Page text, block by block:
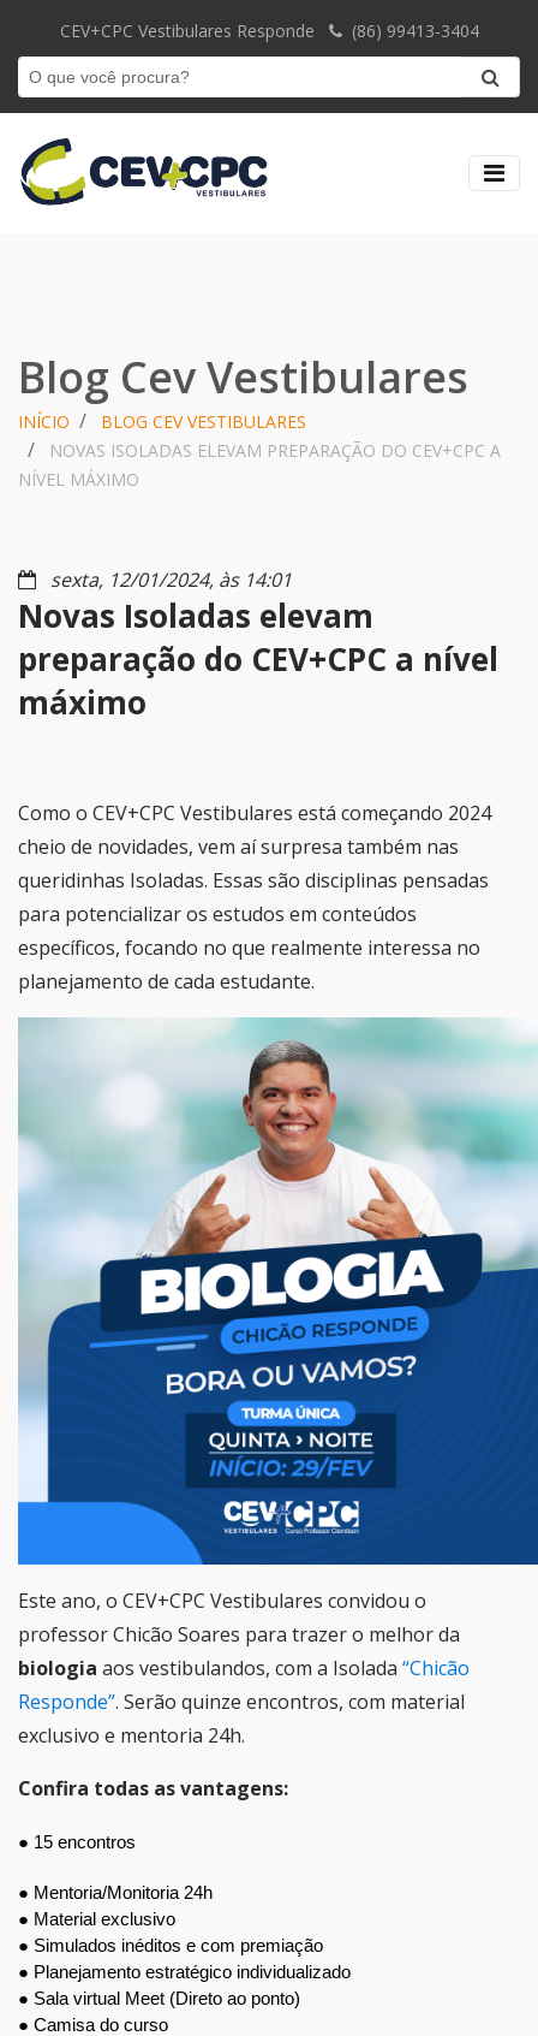
CEV+CPC Vestibulares Responde (86) 99413-3404
Blog Cev Vestibulares
INÍCIO
BLOG CEV VESTIBULARES
NOVAS ISOLADAS ELEVAM PREPARAÇÃO DO CEV+CPC A
NÍVEL MÁXIMO
sexta, 12/01/2024, às 14:01
Novas Isoladas elevam
preparação do CEV+CPC a nível
máximo
Como o CEV+CPC Vestibulares está começando 2024
cheio de novidades, vem aí surpresa também nas
queridinhas Isoladas. Essas são disciplinas pensadas
para potencializar os estudos em conteúdos
específicos, focando no que realmente interessa no
planejamento de cada estudante.
Este ano, o CEV+CPC Vestibulares convidou o
professor Chicão Soares para trazer o melhor da
biologia aos vestibulandos, com a Isolada “Chicão
Responde”. Serão quinze encontros, com material
exclusivo e mentoria 24h.
Confira todas as vantagens:
● 15 encontros
● Mentoria/Monitoria 24h
● Material exclusivo
● Simulados inéditos e com premiação
● Planejamento estratégico individualizado
● Sala virtual Meet (Direto ao ponto)
● Camisa do curso